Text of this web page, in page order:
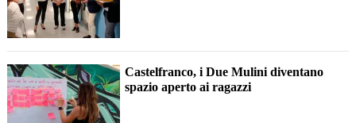
Castelfranco, i Due Mulini diventano
spazio aperto ai ragazzi